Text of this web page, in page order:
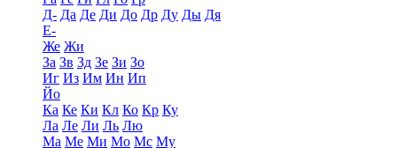
Д- Да Де Ди До Др Ду Ды Дя
Е-
Же Жи
За Зв Зд Зе Зи Зо
Иг Из Им Ин Ип
Йо
Ка Ке Ки Кл Ко Кр Ку
Ла Ле Ли Ль Лю
Ма Ме Ми Мо Мс Му